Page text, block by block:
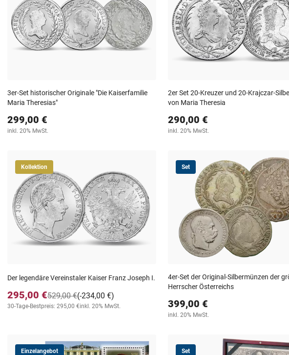
3er-Set historischer Originale "Die Kaiserfamilie
Maria Theresias"
299,00 €
inkl. 20% MwSt.
2er Set 20-Kreuzer und 20-Krajczar-
von Maria Theresia
290,00 €
inkl. 20% MwSt.
Kollektion
Der legendäre Vereinstaler Kaiser Franz Joseph I.
295,00 € (-234,00 €)
529,00 €
30-Tage-Bestpreis: 295,00 €inkl. 20% MwSt.
Set
4er-Set der Original-Silbermünzen der
Herrscher Österreichs
399,00 €
inkl. 20% MwSt.
Einzelangebot Set